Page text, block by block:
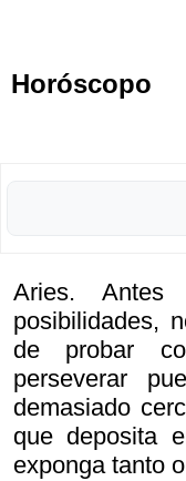
Horóscopo
Aries.
posibilidades,
de probar
perseverar
demasiado
que deposita
exponga tanto